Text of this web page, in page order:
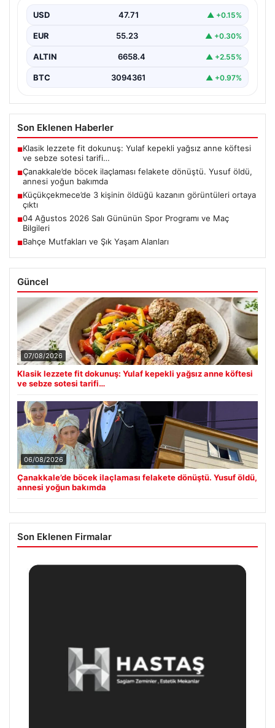
{"title": "Çanakkale'de Böcek İlaçlaması Felakete
"Çanakkale’nin Barbaros…
USD 47.71 ▲ +0.15%
EUR 55.23 ▲ +0.30%
ALTIN 6658.4 ▲ +2.55%
BTC 3094361 ▲ +0.97%
Son Eklenen Haberler
■Klasik lezzete fit dokunuş: Yulaf kepekli yağsız anne köftesi
ve sebze sotesi tarifi…
■Çanakkale’de böcek ilaçlaması felakete dönüştü. Yusuf öldü,
annesi yoğun bakımda
■Küçükçekmece’de 3 kişinin öldüğü kazanın görüntüleri ortaya
çıktı
■04 Ağustos 2026 Salı Gününün Spor Programı ve Maç
Bilgileri
■Bahçe Mutfakları ve Şık Yaşam Alanları
Güncel
07/08/2026
Klasik lezzete fit dokunuş: Yulaf kepekli yağsız anne köftesi
ve sebze sotesi tarifi…
06/08/2026
Çanakkale’de böcek ilaçlaması felakete dönüştü. Yusuf öldü,
annesi yoğun bakımda
Son Eklenen Firmalar